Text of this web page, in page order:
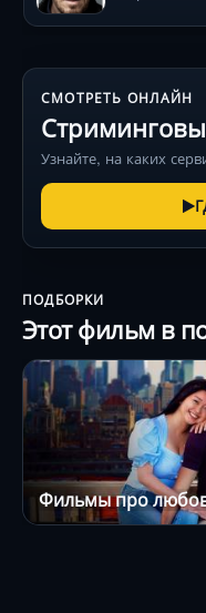
СМОТРЕТЬ ОНЛАЙН
Узнайте, на каких
ПОДБОРКИ
Этот фильм в
Фильмы про